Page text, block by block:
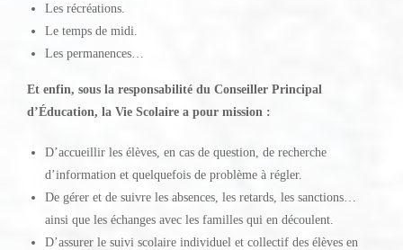
Les récréations.
Le temps de midi.
Les permanences…
Et enfin, sous la responsabilité du Conseiller Principal
d’Éducation, la Vie Scolaire a pour mission :
D’accueillir les élèves, en cas de question, de recherche
d’information et quelquefois de problème à régler.
De gérer et de suivre les absences, les retards, les sanctions…
ainsi que les échanges avec les familles qui en découlent.
D’assurer le suivi scolaire individuel et collectif des élèves en